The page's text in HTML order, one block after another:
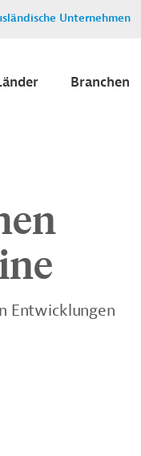
Unternehmen
Branchen
Entwicklungen